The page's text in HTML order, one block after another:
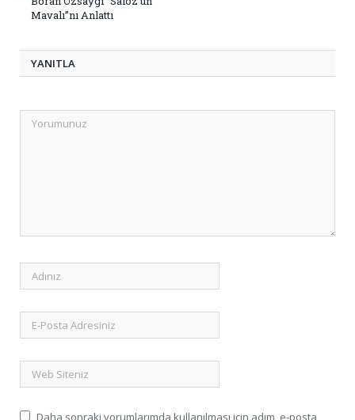
Mavalı”nı Anlattı
YANITLA
Daha sonraki yorumlarımda kullanılması için adım, e-posta